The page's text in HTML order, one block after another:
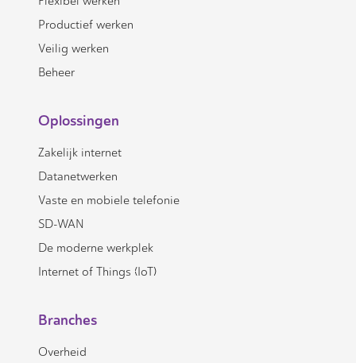
Productief werken
Veilig werken
Beheer
Oplossingen
Zakelijk internet
Datanetwerken
Vaste en mobiele telefonie
SD-WAN
De moderne werkplek
Internet of Things (IoT)
Branches
Overheid